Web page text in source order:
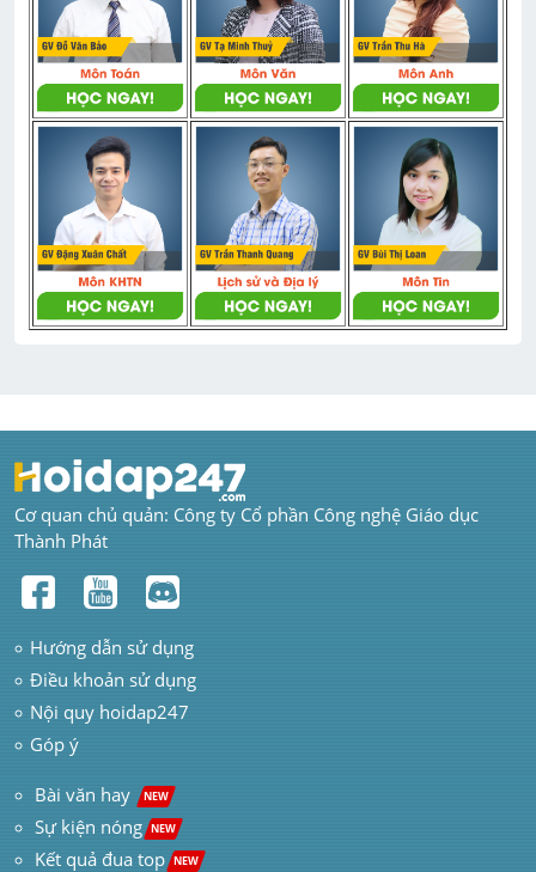
Cơ quan chủ quản: Công ty Cổ phần Công nghệ Giáo dục
Thành Phát
Hướng dẫn sử dụng
Điều khoản sử dụng
Nội quy hoidap247
Góp ý
Bài văn hay NEW
Sự kiện nóng NEW
Kết quả đua top NEW